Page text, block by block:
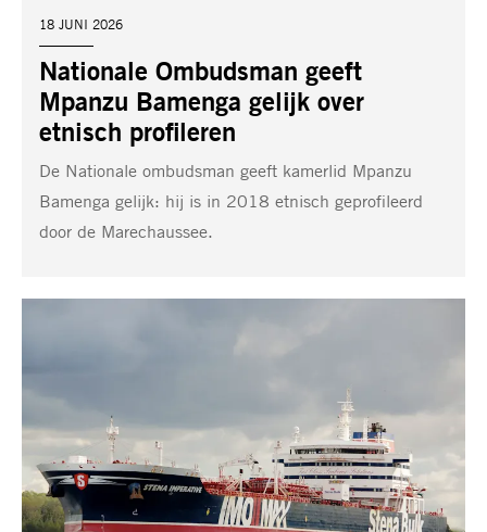
Nationale Ombudsman geeft
Mpanzu Bamenga gelijk over
etnisch profileren
DATUM:
18 JUNI 2026
De Nationale ombudsman geeft kamerlid Mpanzu
Bamenga gelijk: hij is in 2018 etnisch geprofileerd
door de Marechaussee.